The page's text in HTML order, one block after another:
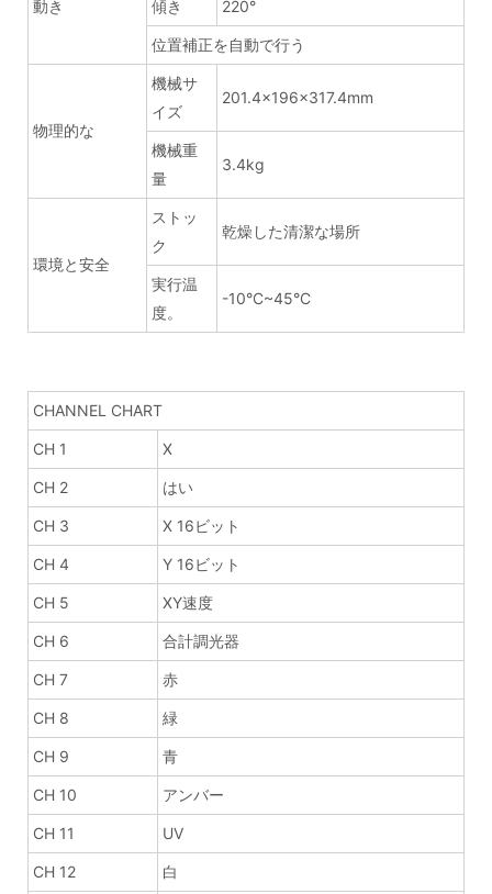
動き 傾き 220°
位置補正を自動で行う
物理的な
機械サ
イズ
201.4×196×317.4mm
機械重
量
3.4kg
環境と安全
ストッ
ク
乾燥した清潔な場所
実行温
度。
-10°C~45°C
CHANNEL CHART
CH 1 X
CH 2 はい
CH 3 X 16ビット
CH 4 Y 16ビット
CH 5 XY速度
CH 6 合計調光器
CH 7 赤
CH 8 緑
CH 9 青
CH 10 アンバー
CH 11 UV
CH 12 白